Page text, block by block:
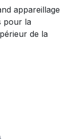
appareillage
pour la
de la